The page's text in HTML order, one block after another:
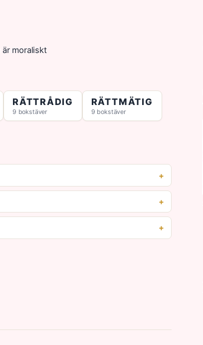
moraliskt
RÄTTRÅDIG
9 bokstäver
RÄTTMÄTIG
9 bokstäver